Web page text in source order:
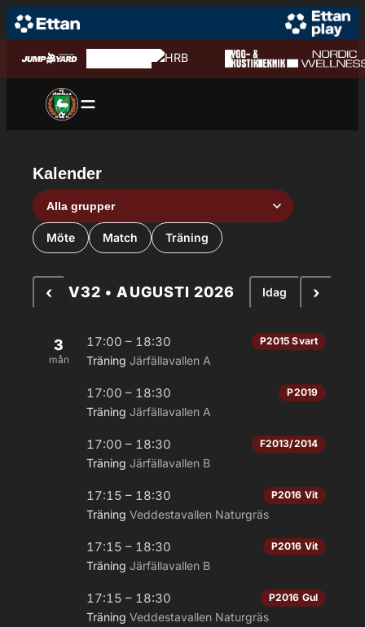
Hoppa till innehåll
Hoppa
till
Kalender
Grupp
Aktivitetstyp
Möte Match Träning
‹ V32 • AUGUSTI 2026 Idag ›
3
mån
17:00 – 18:30 P2015 Svart
Träning Järfällavallen A
17:00 – 18:30 P2019
Träning Järfällavallen A
17:00 – 18:30 F2013/2014
Träning Järfällavallen B
17:15 – 18:30 P2016 Vit
Träning Veddestavallen Naturgräs
17:15 – 18:30 P2016 Vit
Träning Järfällavallen B
17:15 – 18:30 P2016 Gul
Träning Veddestavallen Naturgräs